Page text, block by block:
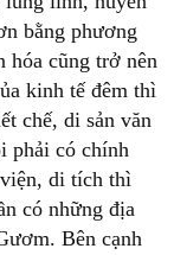
bằng phương
hóa cũng trở nên
kinh tế đêm thì
chế, di sản văn
phải có chính
viện, di tích thì
có những địa
Bên cạnh